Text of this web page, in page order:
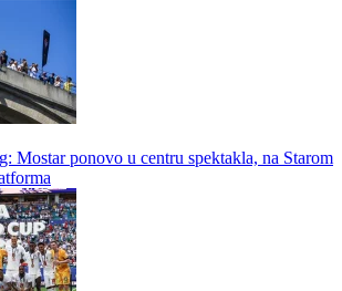
Mostar ponovo u centru spektakla, na Starom